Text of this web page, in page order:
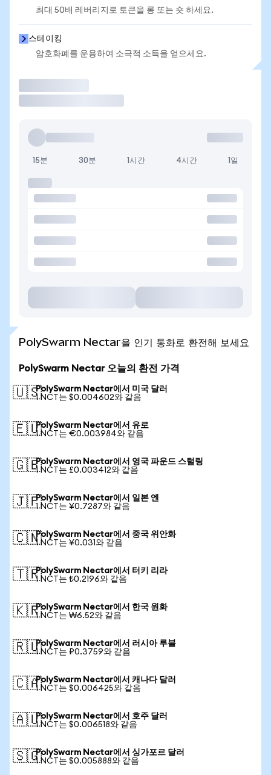
최대 50배 레버리지로 토큰을 롱 또는 숏 하세요.
스테이킹
암호화폐를 운용하여 소극적 소득을 얻으세요.
15분 30분 1시간 4시간 1일
PolySwarm Nectar을 인기 통화로 환전해 보세요
PolySwarm Nectar 오늘의 환전 가격
🇺🇸PolySwarm Nectar에서 미국 달러
1 NCT는 $0.004602와 같음
🇪🇺PolySwarm Nectar에서 유로
1 NCT는 €0.003984와 같음
🇬🇧PolySwarm Nectar에서 영국 파운드 스털링
1 NCT는 £0.003412와 같음
🇯🇵PolySwarm Nectar에서 일본 엔
1 NCT는 ¥0.7287와 같음
🇨🇳PolySwarm Nectar에서 중국 위안화
1 NCT는 ¥0.031와 같음
🇹🇷PolySwarm Nectar에서 터키 리라
1 NCT는 ₺0.2196와 같음
🇰🇷PolySwarm Nectar에서 한국 원화
1 NCT는 ₩6.52와 같음
🇷🇺PolySwarm Nectar에서 러시아 루블
1 NCT는 ₽0.3759와 같음
🇨🇦PolySwarm Nectar에서 캐나다 달러
1 NCT는 $0.006425와 같음
🇦🇺PolySwarm Nectar에서 호주 달러
1 NCT는 $0.006518와 같음
🇸🇬PolySwarm Nectar에서 싱가포르 달러
1 NCT는 $0.005888와 같음